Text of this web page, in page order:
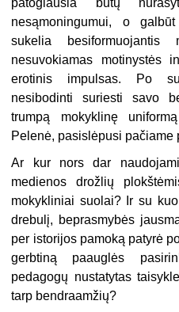
patogiausia būtų
nesąmoningumui, o
sukelia besiformuojantis
nesuvokiamas motinystės
erotinis impulsas. Po
nesibodinti suriesti savo
trumpą mokyklinę
Pelenė, pasislėpusi pačiame
Ar kur nors dar
medienos drožlių
mokykliniai suolai? Ir su
drebulį, beprasmybės
per istorijos pamoką patyrė
gerbtiną paauglės
pedagogų nustatytas
tarp bendraamžių?